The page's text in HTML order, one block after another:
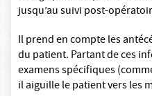
jusqu’au suivi post-
Il prend en compte les
du patient. Partant de ces
examens spécifiques
il aiguille le patient vers les